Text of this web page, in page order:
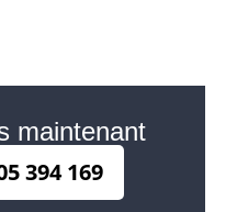
maintenant
394 169